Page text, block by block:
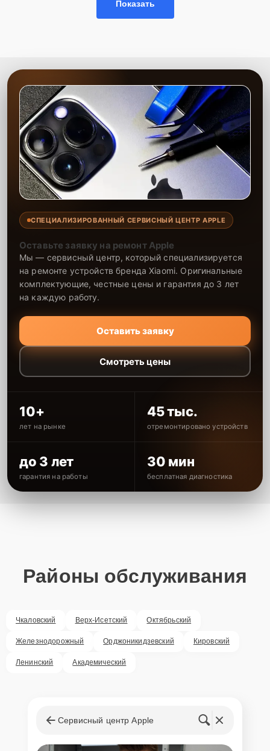
использованию современного оборудования. Мы предоставляем
Показать
СПЕЦИАЛИЗИРОВАННЫЙ СЕРВИСНЫЙ ЦЕНТР APPLE
Оставьте заявку на ремонт Apple
Мы — сервисный центр, который специализируется
на ремонте устройств бренда Xiaomi. Оригинальные
комплектующие, честные цены и гарантия до 3 лет
на каждую работу.
Оставить заявку
Смотреть цены
10+
лет на рынке
45 тыс.
отремонтировано устройств
до 3 лет
гарантия на работы
30 мин
бесплатная диагностика
Районы обслуживания
Чкаловский Верх-Исетский Октябрьский
Железнодорожный Орджоникидзевский Кировский
Ленинский Академический
Сервисный центр Apple